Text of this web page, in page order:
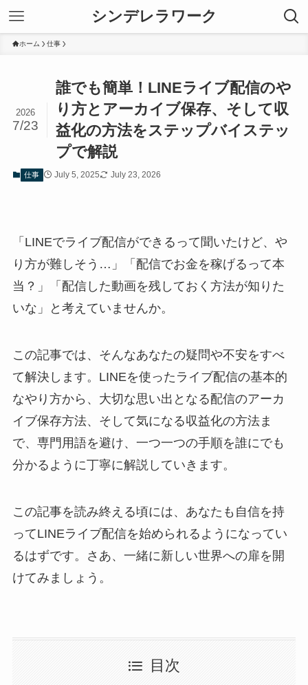
シンデレラワーク
ホーム 仕事
誰でも簡単！LINEライブ配信のや
り方とアーカイブ保存、そして収
益化の方法をステップバイステッ
プで解説
2026
7/23
仕事 July 5, 2025 July 23, 2026
「LINEでライブ配信ができるって聞いたけど、や
り方が難しそう…」「配信でお金を稼げるって本
当？」「配信した動画を残しておく方法が知りた
いな」と考えていませんか。
この記事では、そんなあなたの疑問や不安をすべ
て解決します。LINEを使ったライブ配信の基本的
なやり方から、大切な思い出となる配信のアーカ
イブ保存方法、そして気になる収益化の方法ま
で、専門用語を避け、一つ一つの手順を誰にでも
分かるように丁寧に解説していきます。
この記事を読み終える頃には、あなたも自信を持
ってLINEライブ配信を始められるようになってい
るはずです。さあ、一緒に新しい世界への扉を開
けてみましょう。
目次